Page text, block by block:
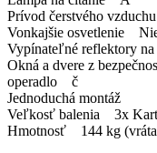
Prívod čerstvého
Vonkajšie osvetlenie
Vypínateľné reflektory
Okná a dvere z
operadlo č
Jednoduchá montáž
Veľkosť balenia 3x
Hmotnosť 144 kg